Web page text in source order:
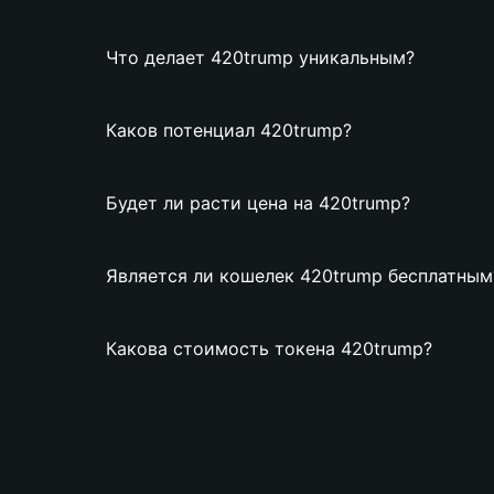
Что делает 420trump уникальным?
Каков потенциал 420trump?
Будет ли расти цена на 420trump?
Является ли кошелек 420trump
Какова стоимость токена 420trump?